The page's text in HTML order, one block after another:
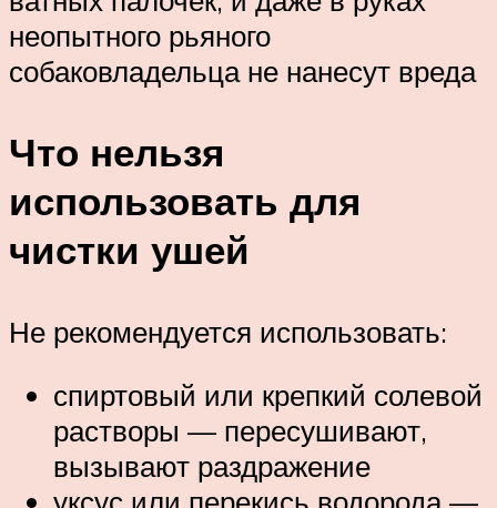
неопытного рьяного
собаковладельца не нанесут вреда
Что нельзя
использовать для
чистки ушей
Не рекомендуется использовать:
спиртовый или крепкий солевой
растворы — пересушивают,
вызывают раздражение